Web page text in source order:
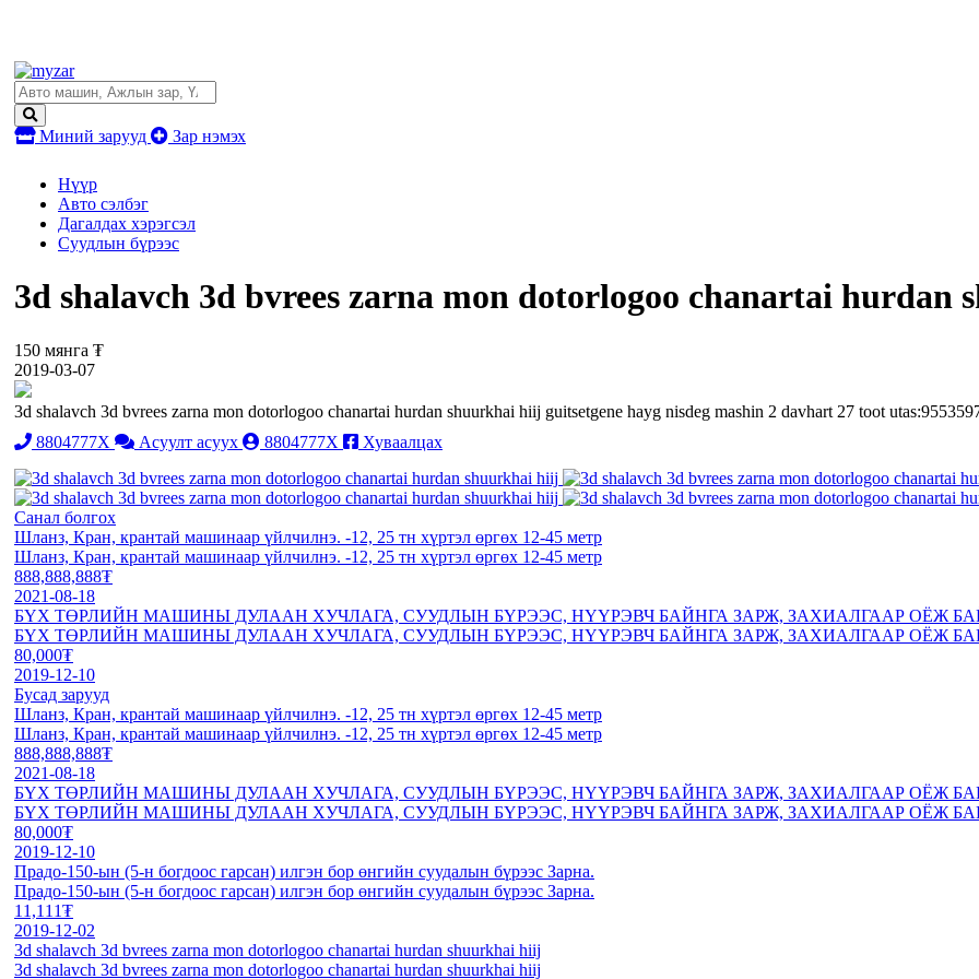
Миний зарууд Зар нэмэх
Нүүр
Авто сэлбэг
Дагалдах хэрэгсэл
Суудлын бүрээс
3d shalavch 3d bvrees zarna mon dotorlogoo chanartai hurdan
150 мянга ₮
2019-03-07
3d shalavch 3d bvrees zarna mon dotorlogoo chanartai hurdan shuurkhai hiij guitsetgene hayg nisdeg mashin 2 davhart 27 toot
8804777X
Асуулт асуух 8804777X Хуваалцах
Санал болгох
Шланз, Кран, крантай машинаар үйлчилнэ. -12, 25 тн хүртэл өргөх 12-45 метр
Шланз, Кран, крантай машинаар үйлчилнэ. -12, 25 тн хүртэл өргөх 12-45 метр
888,888,888₮
2021-08-18
БҮХ ТӨРЛИЙН МАШИНЫ ДУЛААН ХУЧЛАГА, СУУДЛЫН БҮРЭЭС, НҮҮРЭВЧ БАЙНГА ЗАРЖ, ЗАХИАЛГААР ОЁЖ
БҮХ ТӨРЛИЙН МАШИНЫ ДУЛААН ХУЧЛАГА, СУУДЛЫН БҮРЭЭС, НҮҮРЭВЧ БАЙНГА ЗАРЖ, ЗАХИАЛГААР ОЁЖ
80,000₮
2019-12-10
Бусад зарууд
Шланз, Кран, крантай машинаар үйлчилнэ. -12, 25 тн хүртэл өргөх 12-45 метр
Шланз, Кран, крантай машинаар үйлчилнэ. -12, 25 тн хүртэл өргөх 12-45 метр
888,888,888₮
2021-08-18
БҮХ ТӨРЛИЙН МАШИНЫ ДУЛААН ХУЧЛАГА, СУУДЛЫН БҮРЭЭС, НҮҮРЭВЧ БАЙНГА ЗАРЖ, ЗАХИАЛГААР ОЁЖ
БҮХ ТӨРЛИЙН МАШИНЫ ДУЛААН ХУЧЛАГА, СУУДЛЫН БҮРЭЭС, НҮҮРЭВЧ БАЙНГА ЗАРЖ, ЗАХИАЛГААР ОЁЖ
80,000₮
2019-12-10
Прадо-150-ын (5-н богдоос гарсан) илгэн бор өнгийн суудалын бүрээс Зарна.
Прадо-150-ын (5-н богдоос гарсан) илгэн бор өнгийн суудалын бүрээс Зарна.
11,111₮
2019-12-02
3d shalavch 3d bvrees zarna mon dotorlogoo chanartai hurdan shuurkhai hiij
3d shalavch 3d bvrees zarna mon dotorlogoo chanartai hurdan shuurkhai hiij